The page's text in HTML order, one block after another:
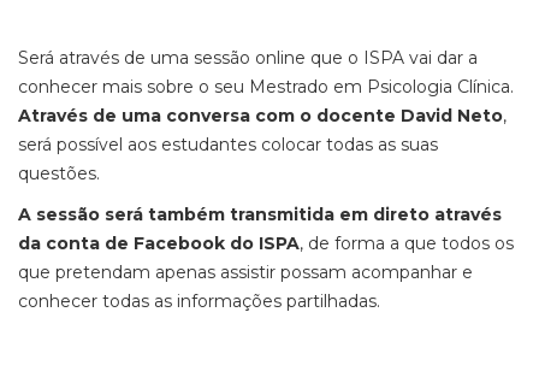
Será através de uma sessão online que o ISPA vai dar a
conhecer mais sobre o seu Mestrado em Psicologia Clínica.
Através de uma conversa com o docente David Neto,
será possível aos estudantes colocar todas as suas
questões.
A sessão será também transmitida em direto através
da conta de Facebook do ISPA, de forma a que todos os
que pretendam apenas assistir possam acompanhar e
conhecer todas as informações partilhadas.